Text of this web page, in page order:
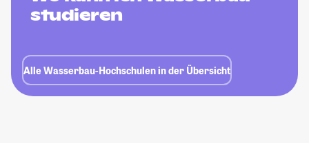
studieren
Alle Wasserbau-Hochschulen in der Übersicht